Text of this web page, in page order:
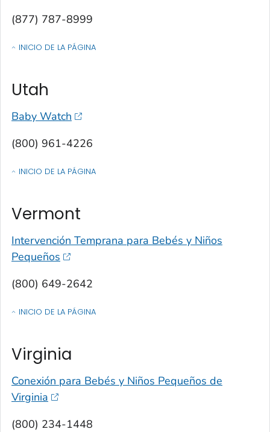
(877) 787-8999
INICIO DE LA PÁGINA
OF CONTACTOS POR ESTADO, TERRITORIO O ESTADO LIBRE
Utah
Baby Watch
(800) 961-4226
INICIO DE LA PÁGINA
OF CONTACTOS POR ESTADO, TERRITORIO O ESTADO LIBRE
Vermont
Intervención Temprana para Bebés y Niños
Pequeños
(800) 649-2642
INICIO DE LA PÁGINA
OF CONTACTOS POR ESTADO, TERRITORIO O ESTADO LIBRE
Virginia
Conexión para Bebés y Niños Pequeños de
Virginia
(800) 234-1448